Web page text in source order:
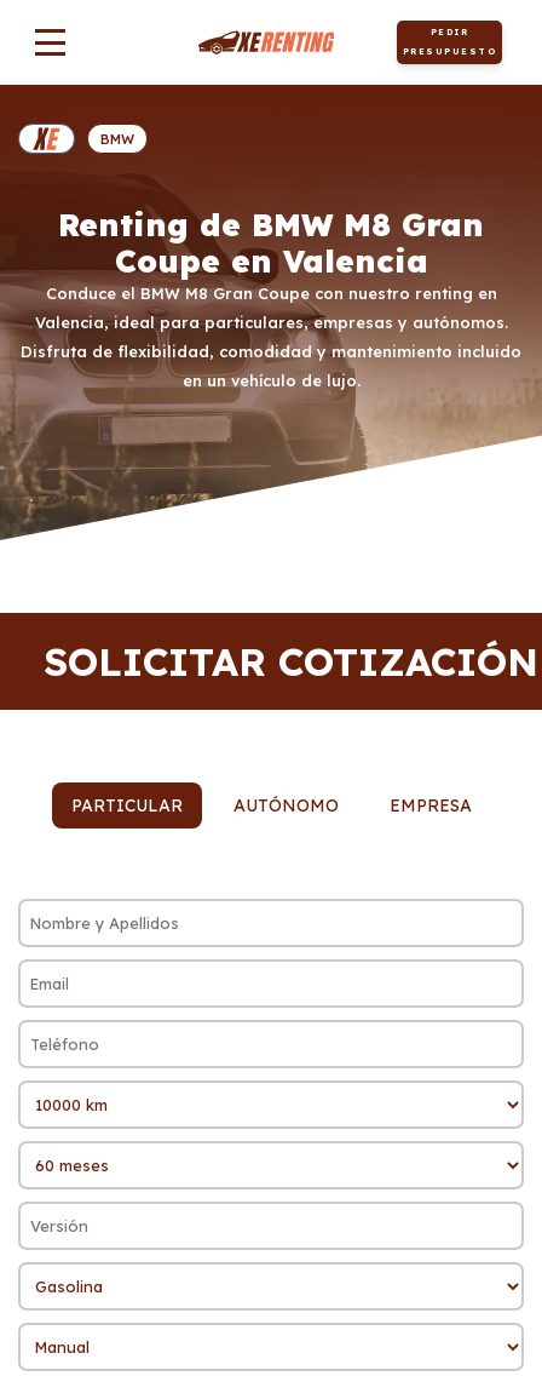
PEDIR
PRESUPUESTO
Renting de BMW M8 Gran
Coupe en Valencia
Conduce el BMW M8 Gran Coupe con nuestro renting en
Valencia, ideal para particulares, empresas y autónomos.
Disfruta de flexibilidad, comodidad y mantenimiento incluido
en un vehículo de lujo.
BMW
SOLICITAR COTIZACIÓN
PARTICULAR AUTÓNOMO EMPRESA